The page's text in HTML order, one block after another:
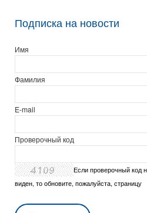
Подписка на новости
Имя
Фамилия
E-mail
Проверочный код
Если проверочный код
виден, то обновите, пожалуйста, страницу